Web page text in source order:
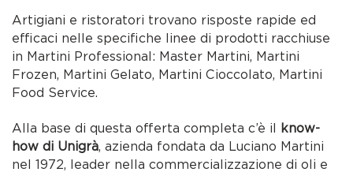
Artigiani e ristoratori trovano risposte rapide ed
efficaci nelle specifiche linee di prodotti racchiuse
in Martini Professional: Master Martini, Martini
Frozen, Martini Gelato, Martini Cioccolato, Martini
Food Service.
Alla base di questa offerta completa c’è il know-
how di Unigrà, azienda fondata da Luciano Martini
nel 1972, leader nella commercializzazione di oli e